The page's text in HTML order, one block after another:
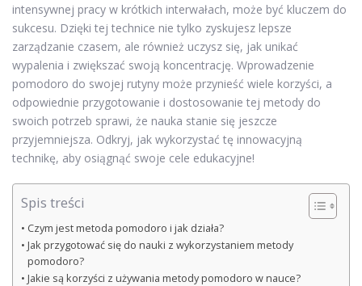
intensywnej pracy w krótkich interwałach, może być kluczem do
sukcesu. Dzięki tej technice nie tylko zyskujesz lepsze
zarządzanie czasem, ale również uczysz się, jak unikać
wypalenia i zwiększać swoją koncentrację. Wprowadzenie
pomodoro do swojej rutyny może przynieść wiele korzyści, a
odpowiednie przygotowanie i dostosowanie tej metody do
swoich potrzeb sprawi, że nauka stanie się jeszcze
przyjemniejsza. Odkryj, jak wykorzystać tę innowacyjną
technikę, aby osiągnąć swoje cele edukacyjne!
Spis treści
Czym jest metoda pomodoro i jak działa?
Jak przygotować się do nauki z wykorzystaniem metody
pomodoro?
Jakie są korzyści z używania metody pomodoro w nauce?